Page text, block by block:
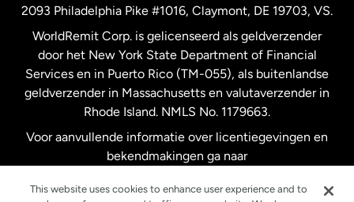
Verenigde Staten English
Verenigde Staten Español
Zweden
2093 Philadelphia Pike #1016, Claymont, DE 19703, VS.
WorldRemit Corp. is gelicenseerd als geldverzender
door het New York State Department of Financial
Services en in Puerto Rico (TM-055), als buitenlandse
geldverzender in Massachusetts en valutaverzender in
Rhode Island. NMLS No. 1179663.
Voor aanvullende informatie over licentiegevingen en
bekendmakingen ga naar
This website uses cookies to enhance user experience and to